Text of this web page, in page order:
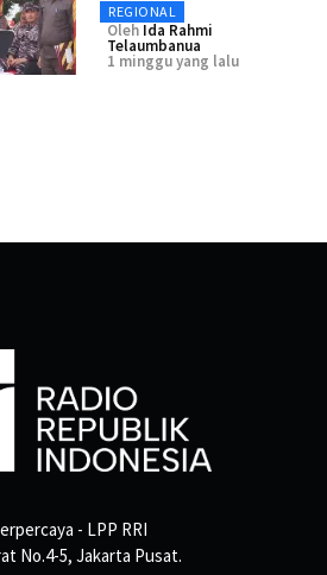
REGIONAL
Oleh Ida Rahmi
Telaumbanua
1 minggu yang lalu
- LPP RRI
No.4-5, Jakarta Pusat.